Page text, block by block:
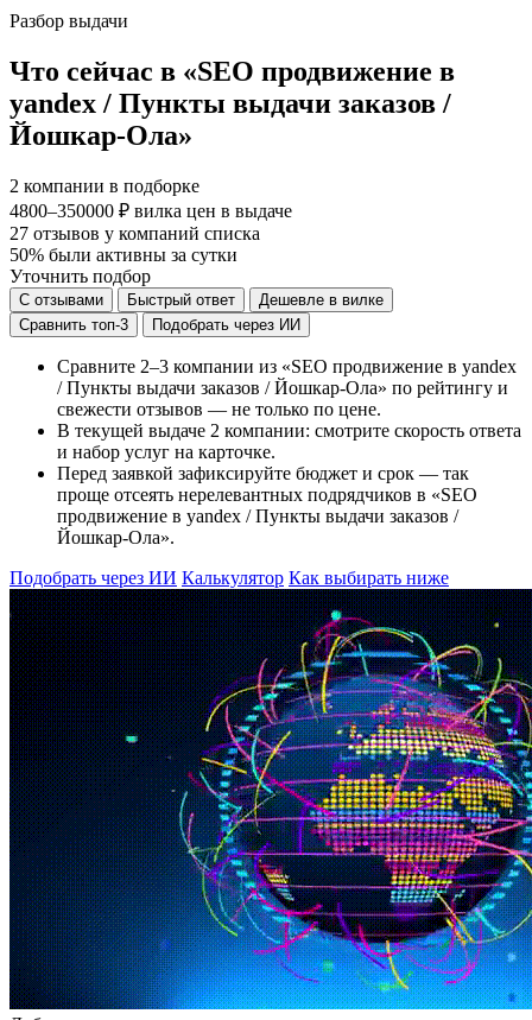
Разбор выдачи
Что сейчас в «SEO продвижение в
yandex / Пункты выдачи заказов /
Йошкар-Ола»
2 компании в подборке
4800–350000 ₽ вилка цен в выдаче
27 отзывов у компаний списка
50% были активны за сутки
Уточнить подбор
С отзывами Быстрый ответ
Дешевле в вилке
Сравнить топ-3
Подобрать через ИИ
Сравните 2–3 компании из «SEO продвижение в yandex
/ Пункты выдачи заказов / Йошкар-Ола» по рейтингу и
свежести отзывов — не только по цене.
В текущей выдаче 2 компании: смотрите скорость ответа
и набор услуг на карточке.
Перед заявкой зафиксируйте бюджет и срок — так
проще отсеять нерелевантных подрядчиков в «SEO
продвижение в yandex / Пункты выдачи заказов /
Йошкар-Ола».
Подобрать через ИИ Калькулятор Как выбирать ниже